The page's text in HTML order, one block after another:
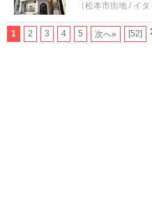
（松本市街地 / イ
1 2 3 4 5 次へ» [52]